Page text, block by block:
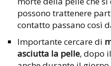
possono trattenere
contatto passano così
Importante cercare di
asciutta la pelle, dopo